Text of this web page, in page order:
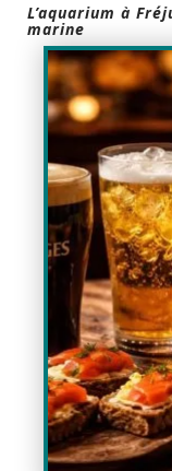
L’aquarium à
marine